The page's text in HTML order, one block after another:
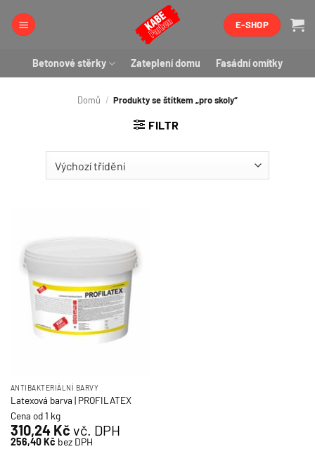
E-SHOP
Betonové stěrky Zateplení domu Fasádní omítky
Domů / Produkty se štítkem „pro skoly“
FILTR
ANTIBAKTERIÁLNÍ BARVY
Latexová barva | PROFILATEX
Cena od 1 kg
310,24 Kč vč. DPH
256,40Kč bez DPH